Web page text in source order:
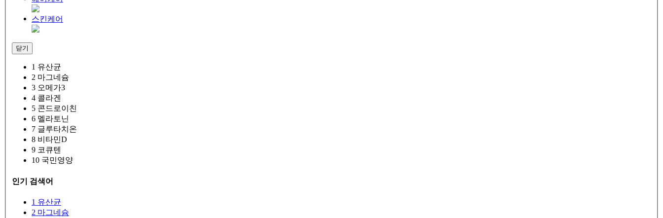
스킨케어
닫기
1 유산균
2 마그네슘
3 오메가3
4 콜라겐
5 콘드로이친
6 멜라토닌
7 글루타치온
8 비타민D
9 코큐텐
10 국민영양
인기 검색어
1 유산균
2 마그네슘